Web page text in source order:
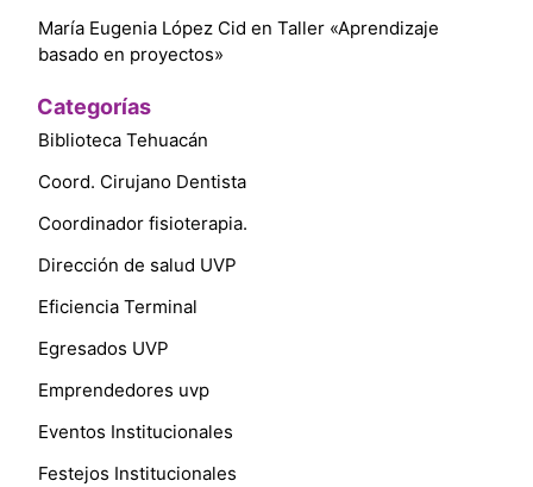
María Eugenia López Cid en Taller «Aprendizaje
basado en proyectos»
Categorías
Biblioteca Tehuacán
Coord. Cirujano Dentista
Coordinador fisioterapia.
Dirección de salud UVP
Eficiencia Terminal
Egresados UVP
Emprendedores uvp
Eventos Institucionales
Festejos Institucionales